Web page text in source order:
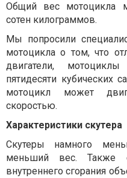
Общий вес мотоцикла
сотен килограммов.
Мы попросили
мотоцикла о том, что
двигатели,
пятидесяти кубических
мотоцикл может
скоростью.
Характеристики скутера
Скутеры намного
меньший вес. Также
внутреннего сгорания